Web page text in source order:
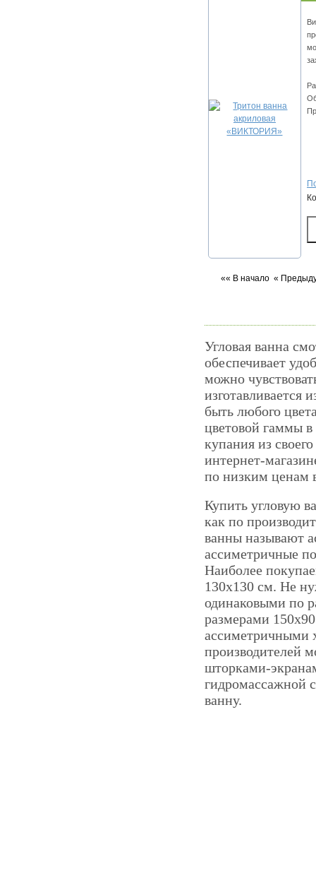
«« В начало «
Угловая ванна
обеспечивает
можно
изготавливается
быть любого
цветовой гаммы
купания из
интернет-
по низким ценам
Купить угловую
как по
ванны называют
ассиметричные
Наиболее
130х130 см. Не
одинаковыми по
размерами
ассиметричными
производителей
шторками-
гидромассажной
ванну.